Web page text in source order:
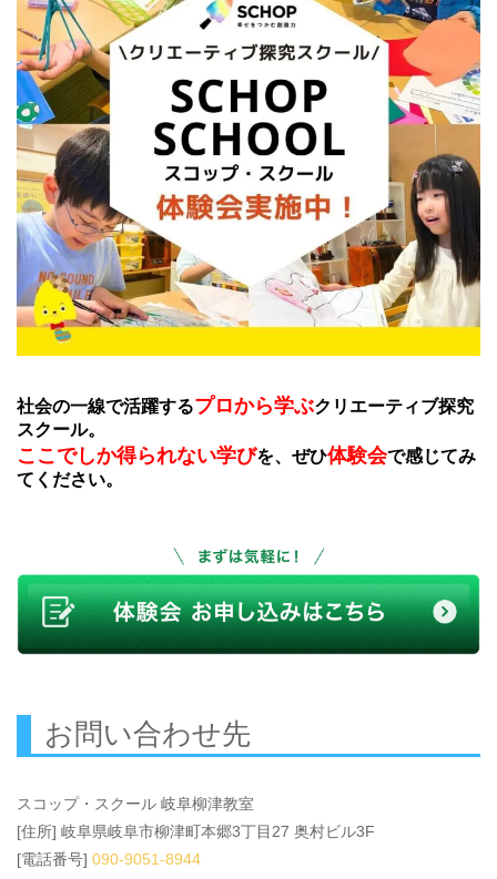
社会の一線で活躍するプロから学ぶクリエーティブ探究
スクール。
ここでしか得られない学びを、ぜひ体験会で感じてみ
てください。
お問い合わせ先
スコップ・スクール 岐阜柳津教室
[住所] 岐阜県岐阜市柳津町本郷3丁目27 奥村ビル3F
[電話番号] 090-9051-8944